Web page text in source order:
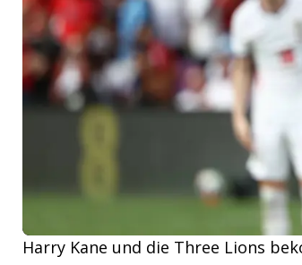
Harry Kane und die Three Lions